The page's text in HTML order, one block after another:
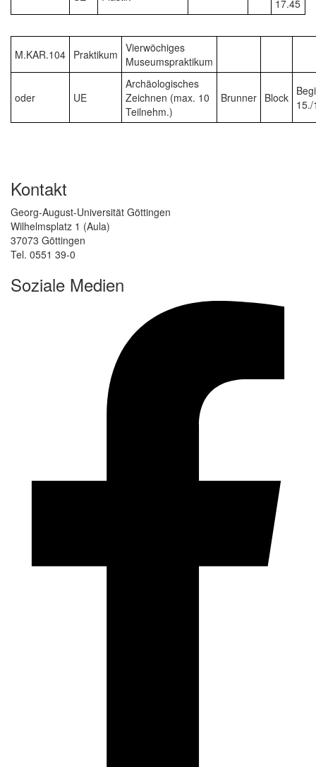
17.45
M.KAR.104 Praktikum Vierwöchiges
Museumspraktikum
oder UE
Archäologisches
Zeichnen (max. 10
Teilnehm.)
Brunner Block
Kontakt
Georg-August-Universität Göttingen
Wilhelmsplatz 1 (Aula)
37073 Göttingen
Tel. 0551 39-0
Soziale Medien